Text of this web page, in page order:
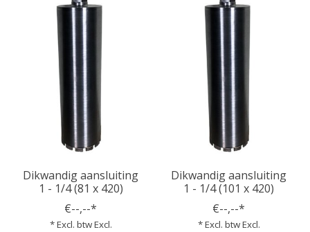
Dikwandig aansluiting
1 - 1/4 (81 x 420)
€--,--*
* Excl. btw Excl.
Dikwandig aansluiting
1 - 1/4 (101 x 420)
€--,--*
* Excl. btw Excl.